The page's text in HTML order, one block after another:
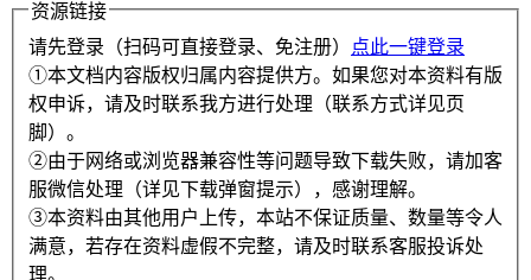
资源链接
请先登录（扫码可直接登录、免注册）
点此一键登录
①本文档内容版权归属内容提供方。如果您对本资料有版
权申诉，请及时联系我方进行处理（联系方式详见页
脚）。
②由于网络或浏览器兼容性等问题导致下载失败，请加客
服微信处理（详见下载弹窗提示），感谢理解。
③本资料由其他用户上传，本站不保证质量、数量等令人
满意，若存在资料虚假不完整，请及时联系客服投诉处
理。